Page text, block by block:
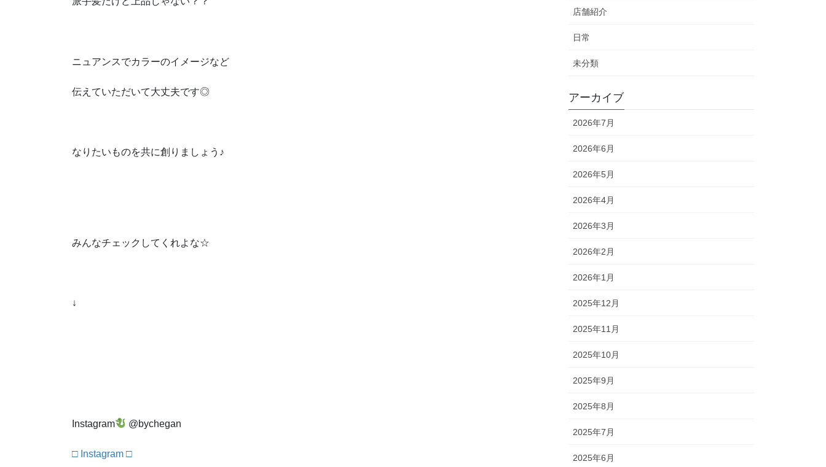
ニュアンスでカラーのイメージなど
伝えていただいて大丈夫です◎
なりたいものを共に創りましょう♪
みんなチェックしてくれよな☆
↓
Instagram @bychegan
□ Instagram □
店舗紹介
日常
未分類
アーカイブ
2026年7月
2026年6月
2026年5月
2026年4月
2026年3月
2026年2月
2026年1月
2025年12月
2025年11月
2025年10月
2025年9月
2025年8月
2025年7月
2025年6月